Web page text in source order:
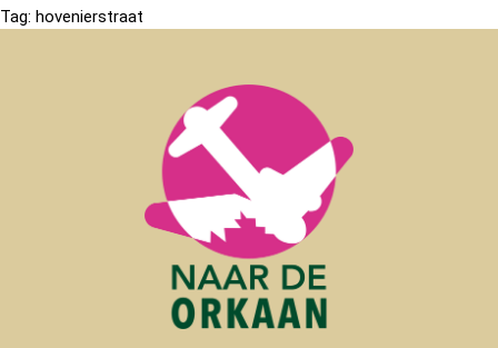
Tag: hovenierstraat